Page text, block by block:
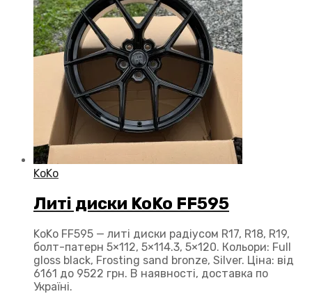
KoKo
Литі диски KoKo FF595
KoKo FF595 — литі диски радіусом R17, R18, R19,
болт-патерн 5×112, 5×114.3, 5×120. Кольори: Full
gloss black, Frosting sand bronze, Silver. Ціна: від
6161 до 9522 грн. В наявності, доставка по
Україні.